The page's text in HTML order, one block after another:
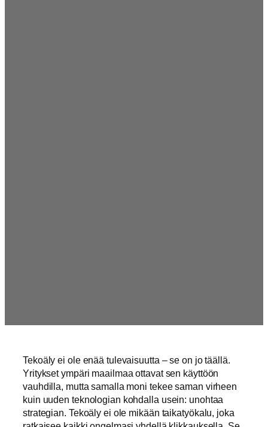
Tekoäly ei ole enää tulevaisuutta – se on jo täällä.
Yritykset ympäri maailmaa ottavat sen käyttöön
vauhdilla, mutta samalla moni tekee saman virheen
kuin uuden teknologian kohdalla usein: unohtaa
strategian. Tekoäly ei ole mikään taikatyökalu, joka